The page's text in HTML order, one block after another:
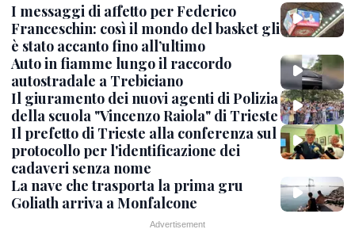
I messaggi di affetto per Federico
Franceschin: così il mondo del basket gli
è stato accanto fino all’ultimo
Auto in fiamme lungo il raccordo
autostradale a Trebiciano
Il giuramento dei nuovi agenti di Polizia
della scuola "Vincenzo Raiola" di Trieste
Il prefetto di Trieste alla conferenza sul
protocollo per l'identificazione dei
cadaveri senza nome
La nave che trasporta la prima gru
Goliath arriva a Monfalcone